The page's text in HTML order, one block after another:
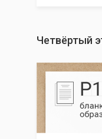
Четвёртый